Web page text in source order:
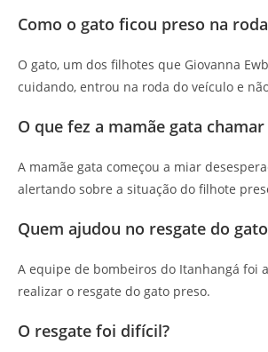
Como o gato ficou preso na
O gato, um dos filhotes que Giovanna
cuidando, entrou na roda do veículo e
O que fez a mamãe gata
A mamãe gata começou a miar
alertando sobre a situação do filhote
Quem ajudou no resgate do
A equipe de bombeiros do Itanhangá foi
realizar o resgate do gato preso.
O resgate foi difícil?